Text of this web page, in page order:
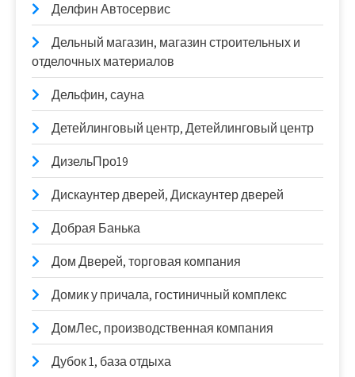
Делфин Автосервис
Дельный магазин, магазин строительных и
отделочных материалов
Дельфин, сауна
Детейлинговый центр, Детейлинговый центр
ДизельПро19
Дискаунтер дверей, Дискаунтер дверей
Добрая Банька
Дом Дверей, торговая компания
Домик у причала, гостиничный комплекс
ДомЛес, производственная компания
Дубок 1, база отдыха